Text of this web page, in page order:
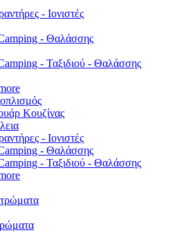
- Ιονιστές
- Θαλάσσης
- Ταξιδιού - Θαλάσσης
Κουζίνας
- Ιονιστές
- Θαλάσσης
- Ταξιδιού - Θαλάσσης